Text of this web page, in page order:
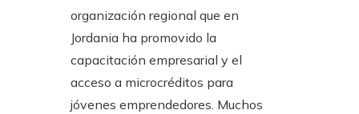
organización regional que en
Jordania ha promovido la
capacitación empresarial y el
acceso a microcréditos para
jóvenes emprendedores. Muchos